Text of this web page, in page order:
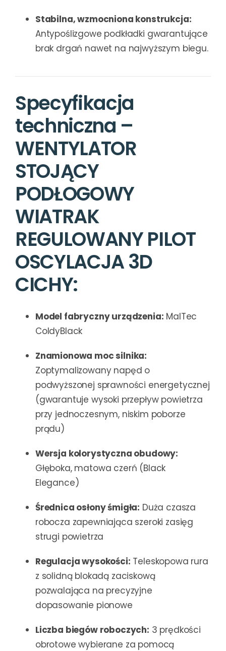
Stabilna, wzmocniona konstrukcja:
Antypoślizgowe podkładki gwarantujące
brak drgań nawet na najwyższym biegu.
Specyfikacja
techniczna –
WENTYLATOR
STOJĄCY
PODŁOGOWY
WIATRAK
REGULOWANY PILOT
OSCYLACJA 3D
CICHY:
Model fabryczny urządzenia: MalTec
ColdyBlack
Znamionowa moc silnika:
Zoptymalizowany napęd o
podwyższonej sprawności energetycznej
(gwarantuje wysoki przepływ powietrza
przy jednoczesnym, niskim poborze
prądu)
Wersja kolorystyczna obudowy:
Głęboka, matowa czerń (Black
Elegance)
Średnica osłony śmigła: Duża czasza
robocza zapewniająca szeroki zasięg
strugi powietrza
Regulacja wysokości: Teleskopowa rura
z solidną blokadą zaciskową
pozwalająca na precyzyjne
dopasowanie pionowe
Liczba biegów roboczych: 3 prędkości
obrotowe wybierane za pomocą